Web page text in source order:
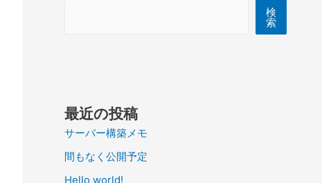
検
索
最近の投稿
サーバー構築メモ
間もなく公開予定
Hello world!